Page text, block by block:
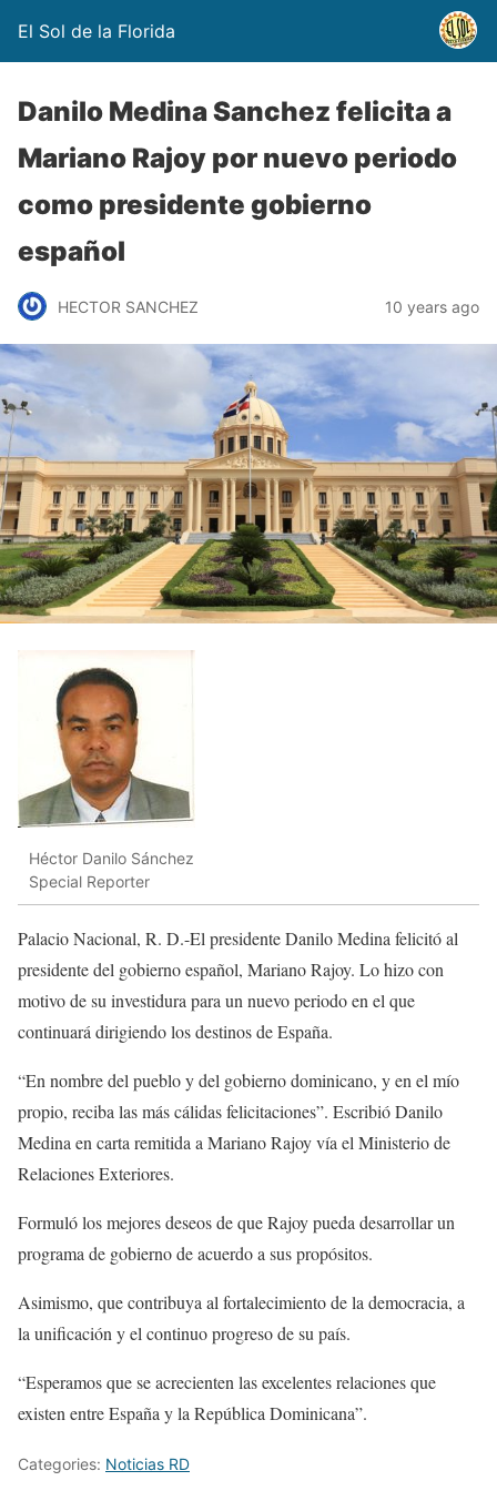
El Sol de la Florida
Danilo Medina Sanchez felicita a
Mariano Rajoy por nuevo periodo
como presidente gobierno
español
HECTOR SANCHEZ 10 years ago
Héctor Danilo Sánchez
Special Reporter
Palacio Nacional, R. D.-El presidente Danilo Medina felicitó al
presidente del gobierno español, Mariano Rajoy. Lo hizo con
motivo de su investidura para un nuevo periodo en el que
continuará dirigiendo los destinos de España.
“En nombre del pueblo y del gobierno dominicano, y en el mío
propio, reciba las más cálidas felicitaciones”. Escribió Danilo
Medina en carta remitida a Mariano Rajoy vía el Ministerio de
Relaciones Exteriores.
Formuló los mejores deseos de que Rajoy pueda desarrollar un
programa de gobierno de acuerdo a sus propósitos.
Asimismo, que contribuya al fortalecimiento de la democracia, a
la unificación y el continuo progreso de su país.
“Esperamos que se acrecienten las excelentes relaciones que
existen entre España y la República Dominicana”.
Categories: Noticias RD